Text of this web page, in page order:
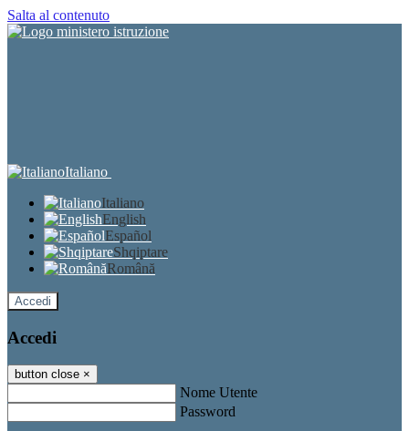
Salta al contenuto
Italiano
Italiano
English
Español
Shqiptare
Română
Accedi
Accedi
button close ×
Nome Utente
Password